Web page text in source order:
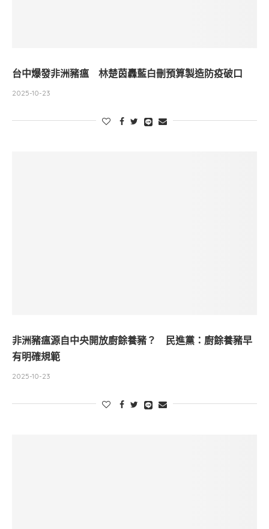
台中爆發非洲豬瘟 林楚茵轟藍白刪預算製造防疫破口
2025-10-23
非洲豬瘟源自中央開放廚餘養豬？ 民進黨：廚餘養豬早
有明確規範
2025-10-23